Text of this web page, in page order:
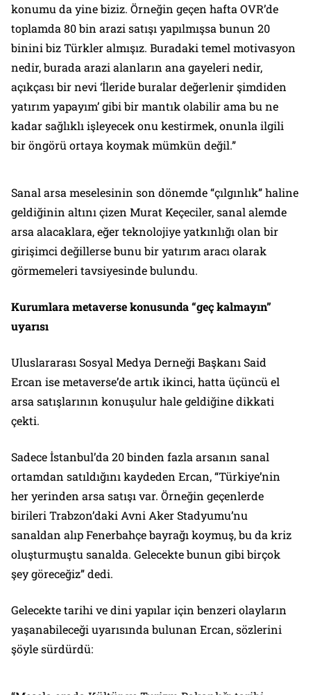
konumu da yine biziz. Örneğin geçen hafta OVR’de
toplamda 80 bin arazi satışı yapılmışsa bunun 20
binini biz Türkler almışız. Buradaki temel motivasyon
nedir, burada arazi alanların ana gayeleri nedir,
açıkçası bir nevi ‘İleride buralar değerlenir şimdiden
yatırım yapayım’ gibi bir mantık olabilir ama bu ne
kadar sağlıklı işleyecek onu kestirmek, onunla ilgili
bir öngörü ortaya koymak mümkün değil.”
Sanal arsa meselesinin son dönemde “çılgınlık” haline
geldiğinin altını çizen Murat Keçeciler, sanal alemde
arsa alacaklara, eğer teknolojiye yatkınlığı olan bir
girişimci değillerse bunu bir yatırım aracı olarak
görmemeleri tavsiyesinde bulundu.
Kurumlara metaverse konusunda “geç kalmayın”
uyarısı
Uluslararası Sosyal Medya Derneği Başkanı Said
Ercan ise metaverse’de artık ikinci, hatta üçüncü el
arsa satışlarının konuşulur hale geldiğine dikkati
çekti.
Sadece İstanbul’da 20 binden fazla arsanın sanal
ortamdan satıldığını kaydeden Ercan, “Türkiye’nin
her yerinden arsa satışı var. Örneğin geçenlerde
birileri Trabzon’daki Avni Aker Stadyumu’nu
sanaldan alıp Fenerbahçe bayrağı koymuş, bu da kriz
oluşturmuştu sanalda. Gelecekte bunun gibi birçok
şey göreceğiz” dedi.
Gelecekte tarihi ve dini yapılar için benzeri olayların
yaşanabileceği uyarısında bulunan Ercan, sözlerini
şöyle sürdürdü: